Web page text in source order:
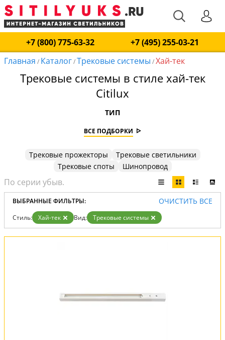
+7 (800) 775-63-32
+7 (495) 255-03-21
Главная / Каталог/Трековые системы /Хай-тек
Трековые системы в стиле хай-тек
Citilux
ТИП
ВСЕ ПОДБОРКИ
Трековые прожекторы
Трековые светильники
Трековые споты
Шинопровод
ВЫБРАННЫЕ ФИЛЬТРЫ: ОЧИСТИТЬ ВСЕ
Стиль: Хай-тек Вид: Трековые системы